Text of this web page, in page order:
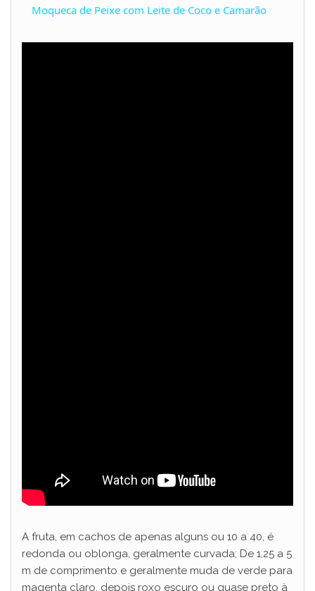
Moqueca de Peixe com Leite de Coco e Camarão
A fruta, em cachos de apenas alguns ou 10 a 40, é
redonda ou oblonga, geralmente curvada; De 1,25 a 5
m de comprimento e geralmente muda de verde para
magenta claro, depois roxo escuro ou quase preto à